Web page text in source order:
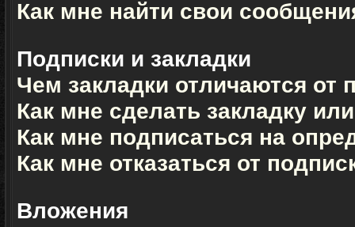
Как мне найти свои
Подписки и закладки
Чем закладки отличаются от
Как мне сделать закладку
Как мне подписаться на
Как мне отказаться от
Вложения